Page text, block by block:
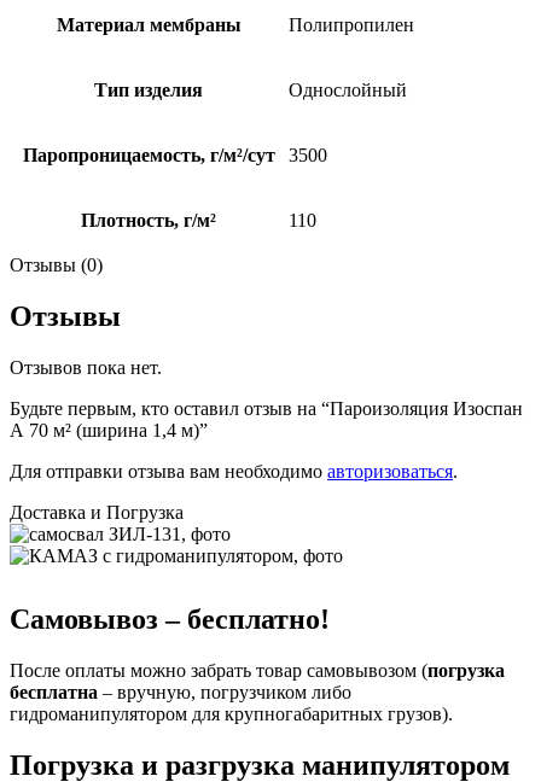
Материал мембраны Полипропилен
Тип изделия Однослойный
Паропроницаемость, г/м²/сут 3500
Плотность, г/м² 110
Отзывы (0)
Отзывы
Отзывов пока нет.
Будьте первым, кто оставил отзыв на “Пароизоляция Изоспан
А 70 м² (ширина 1,4 м)”
Для отправки отзыва вам необходимо авторизоваться.
Доставка и Погрузка
Самовывоз – бесплатно!
После оплаты можно забрать товар самовывозом (погрузка
бесплатна – вручную, погрузчиком либо
гидроманипулятором для крупногабаритных грузов).
Погрузка и разгрузка манипулятором